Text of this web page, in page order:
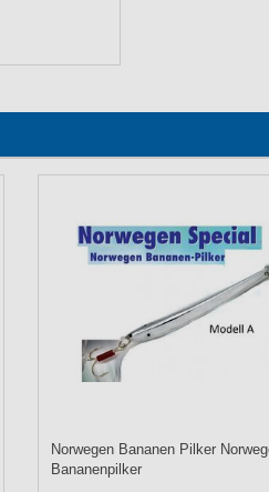
Norwegen Bananen Pilker
Bananenpilker